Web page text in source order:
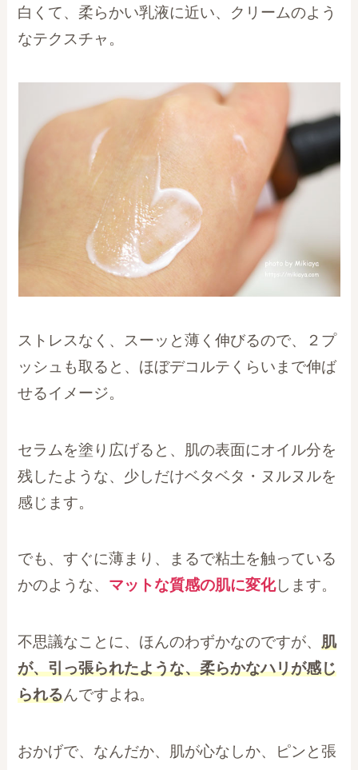
白くて、柔らかい乳液に近い、クリームのよう
なテクスチャ。
ストレスなく、スーッと薄く伸びるので、２プ
ッシュも取ると、ほぼデコルテくらいまで伸ば
せるイメージ。
セラムを塗り広げると、肌の表面にオイル分を
残したような、少しだけベタベタ・ヌルヌルを
感じます。
でも、すぐに薄まり、まるで粘土を触っている
かのような、 マットな質感の肌に変化します。
不思議なことに、ほんのわずかなのですが、肌
が、引っ張られたような、柔らかなハリが感じ
られるんですよね。
おかげで、なんだか、肌が心なしか、ピンと張